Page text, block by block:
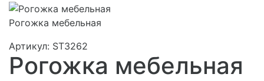
Рогожка мебельная
Артикул: ST3262
Рогожка мебельная